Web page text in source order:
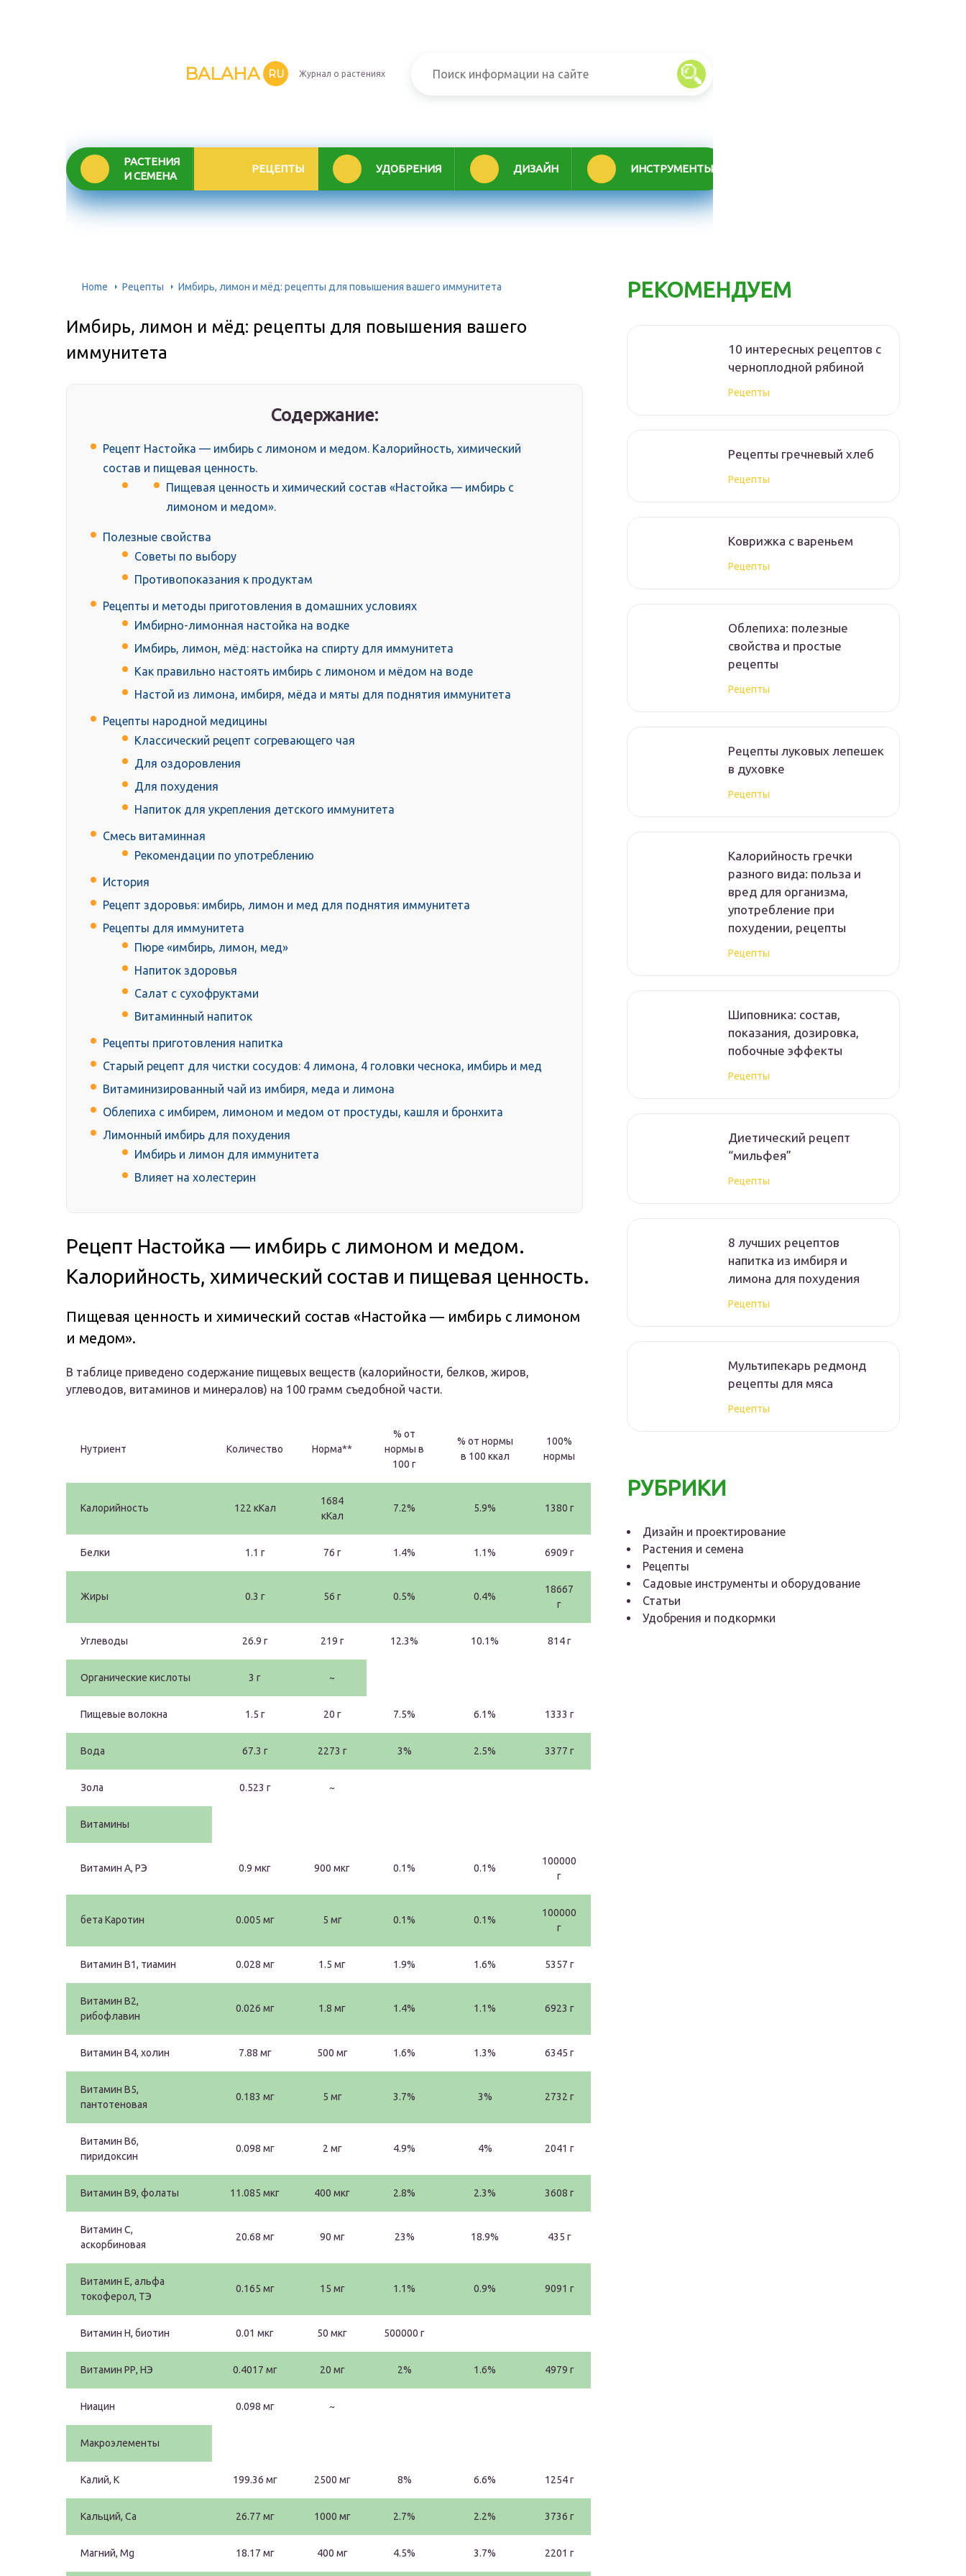
BALAHA RU Журнал о растениях
РАСТЕНИЯ
И СЕМЕНА
РЕЦЕПТЫ УДОБРЕНИЯ ДИЗАЙН ИНСТРУМЕНТЫ
Home Рецепты Имбирь, лимон и мёд: рецепты для повышения вашего иммунитета
Имбирь, лимон и мёд: рецепты для повышения вашего
иммунитета
Содержание:
Рецепт Настойка — имбирь с лимоном и медом. Калорийность, химический
состав и пищевая ценность.
Пищевая ценность и химический состав «Настойка — имбирь с
лимоном и медом».
Полезные свойства
Советы по выбору
Противопоказания к продуктам
Рецепты и методы приготовления в домашних условиях
Имбирно-лимонная настойка на водке
Имбирь, лимон, мёд: настойка на спирту для иммунитета
Как правильно настоять имбирь с лимоном и мёдом на воде
Настой из лимона, имбиря, мёда и мяты для поднятия иммунитета
Рецепты народной медицины
Классический рецепт согревающего чая
Для оздоровления
Для похудения
Напиток для укрепления детского иммунитета
Смесь витаминная
Рекомендации по употреблению
История
Рецепт здоровья: имбирь, лимон и мед для поднятия иммунитета
Рецепты для иммунитета
Пюре «имбирь, лимон, мед»
Напиток здоровья
Салат с сухофруктами
Витаминный напиток
Рецепты приготовления напитка
Старый рецепт для чистки сосудов: 4 лимона, 4 головки чеснока, имбирь и мед
Витаминизированный чай из имбиря, меда и лимона
Облепиха с имбирем, лимоном и медом от простуды, кашля и бронхита
Лимонный имбирь для похудения
Имбирь и лимон для иммунитета
Влияет на холестерин
Рецепт Настойка — имбирь с лимоном и медом.
Калорийность, химический состав и пищевая ценность.
Пищевая ценность и химический состав «Настойка — имбирь с лимоном
и медом».
В таблице приведено содержание пищевых веществ (калорийности, белков, жиров,
углеводов, витаминов и минералов) на 100 грамм съедобной части.
Нутриент Количество Норма**
% от
нормы в
100 г
% от нормы
в 100 ккал
100%
нормы
Калорийность 122 кКал
1684
кКал
7.2% 5.9% 1380 г
Белки 1.1 г 76 г 1.4% 1.1% 6909 г
Жиры 0.3 г 56 г 0.5% 0.4%
18667
г
Углеводы 26.9 г 219 г 12.3% 10.1% 814 г
Органические кислоты 3 г ~
Пищевые волокна 1.5 г 20 г 7.5% 6.1% 1333 г
Вода 67.3 г 2273 г 3% 2.5% 3377 г
Зола 0.523 г ~
Витамины
Витамин А, РЭ 0.9 мкг 900 мкг 0.1% 0.1%
100000
г
бета Каротин 0.005 мг 5 мг 0.1% 0.1%
100000
г
Витамин В1, тиамин 0.028 мг 1.5 мг 1.9% 1.6% 5357 г
Витамин В2,
рибофлавин
0.026 мг 1.8 мг 1.4% 1.1% 6923 г
Витамин В4, холин 7.88 мг 500 мг 1.6% 1.3% 6345 г
Витамин В5,
пантотеновая
0.183 мг 5 мг 3.7% 3% 2732 г
Витамин В6,
пиридоксин
0.098 мг 2 мг 4.9% 4% 2041 г
Витамин В9, фолаты 11.085 мкг 400 мкг 2.8% 2.3% 3608 г
Витамин C,
аскорбиновая
20.68 мг 90 мг 23% 18.9% 435 г
Витамин Е, альфа
токоферол, ТЭ
0.165 мг 15 мг 1.1% 0.9% 9091 г
Витамин Н, биотин 0.01 мкг 50 мкг 500000 г
Витамин РР, НЭ 0.4017 мг 20 мг 2% 1.6% 4979 г
Ниацин 0.098 мг ~
Макроэлементы
Калий, K 199.36 мг 2500 мг 8% 6.6% 1254 г
Кальций, Ca 26.77 мг 1000 мг 2.7% 2.2% 3736 г
Магний, Mg 18.17 мг 400 мг 4.5% 3.7% 2201 г
РЕКОМЕНДУЕМ
10 интересных рецептов с
черноплодной рябиной
Рецепты
Рецепты гречневый хлеб
Рецепты
Коврижка с вареньем
Рецепты
Облепиха: полезные
свойства и простые
рецепты
Рецепты
Рецепты луковых лепешек
в духовке
Рецепты
Калорийность гречки
разного вида: польза и
вред для организма,
употребление при
похудении, рецепты
Рецепты
Шиповника: состав,
показания, дозировка,
побочные эффекты
Рецепты
Диетический рецепт
“мильфея”
Рецепты
8 лучших рецептов
напитка из имбиря и
лимона для похудения
Рецепты
Мультипекарь редмонд
рецепты для мяса
Рецепты
РУБРИКИ
Дизайн и проектирование
Растения и семена
Рецепты
Садовые инструменты и оборудование
Статьи
Удобрения и подкормки